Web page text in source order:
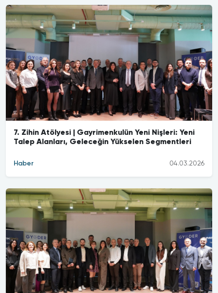
7. Zihin Atölyesi | Gayrimenkulün Yeni Nişleri: Yeni
Talep Alanları, Geleceğin Yükselen Segmentleri
Haber 04.03.2026